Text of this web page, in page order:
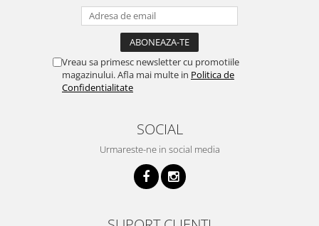
Vreau sa primesc newsletter cu promotiile
magazinului. Afla mai multe in Politica de
Confidentialitate
SOCIAL
Urmareste-ne in social media